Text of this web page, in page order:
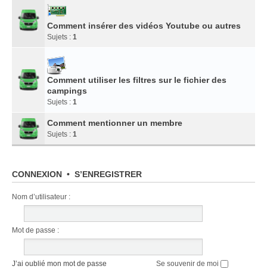
Comment insérer des vidéos Youtube ou autres
Sujets : 1
Comment utiliser les filtres sur le fichier des
campings
Sujets : 1
Comment mentionner un membre
Sujets : 1
CONNEXION • S’ENREGISTRER
Nom d’utilisateur :
Mot de passe :
J’ai oublié mon mot de passe Se souvenir de moi